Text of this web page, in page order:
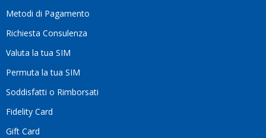
Metodi di Pagamento
Richiesta Consulenza
Valuta la tua SIM
Permuta la tua SIM
Soddisfatti o Rimborsati
Fidelity Card
Gift Card